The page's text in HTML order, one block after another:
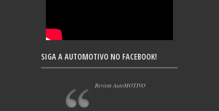
SIGA A AUTOMOTIVO NO FACEBOOK!
Revista AutoMOTIVO